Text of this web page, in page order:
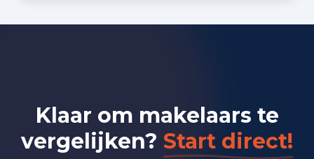
(2025)
Zakelijke dienstverlening 1.210
Overheid, onderwijs en zorg 815
Klaar om makelaars te
vergelijken? Start direct!